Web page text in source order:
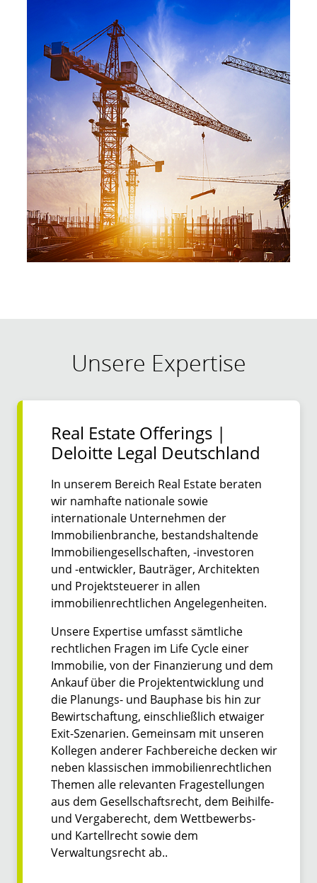
Unsere Expertise
Real Estate Offerings |
Deloitte Legal Deutschland
In unserem Bereich Real Estate beraten
wir namhafte nationale sowie
internationale Unternehmen der
Immobilienbranche, bestandshaltende
Immobiliengesellschaften, -investoren
und -entwickler, Bauträger, Architekten
und Projektsteuerer in allen
immobilienrechtlichen Angelegenheiten.
Unsere Expertise umfasst sämtliche
rechtlichen Fragen im Life Cycle einer
Immobilie, von der Finanzierung und dem
Ankauf über die Projektentwicklung und
die Planungs- und Bauphase bis hin zur
Bewirtschaftung, einschließlich etwaiger
Exit-Szenarien. Gemeinsam mit unseren
Kollegen anderer Fachbereiche decken wir
neben klassischen immobilienrechtlichen
Themen alle relevanten Fragestellungen
aus dem Gesellschaftsrecht, dem Beihilfe-
und Vergaberecht, dem Wettbewerbs-
und Kartellrecht sowie dem
Verwaltungsrecht ab..